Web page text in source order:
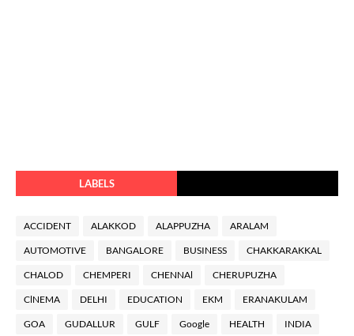
LABELS
ACCIDENT ALAKKOD ALAPPUZHA ARALAM
AUTOMOTIVE BANGALORE BUSINESS CHAKKARAKKAL
CHALOD CHEMPERI CHENNAl CHERUPUZHA
ClNEMA DELHI EDUCATION EKM ERANAKULAM
GOA GUDALLUR GULF Google HEALTH INDIA